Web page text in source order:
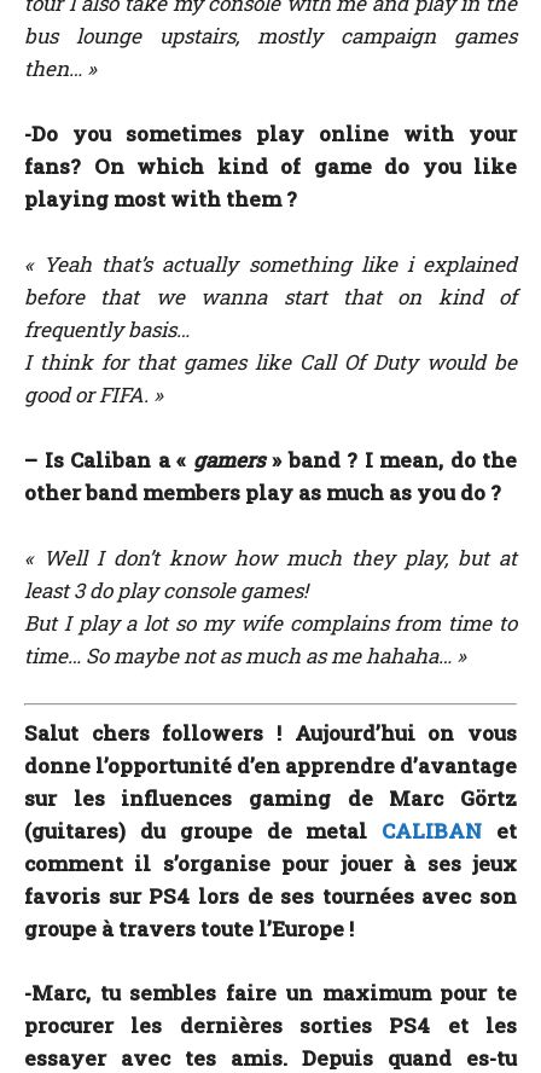
bus lounge upstairs, mostly campaign games
then… »
-Do you sometimes play online with your
fans? On which kind of game do you like
playing most with them ?
« Yeah that’s actually something like i explained
before that we wanna start that on kind of
frequently basis…
I think for that games like Call Of Duty would be
good or FIFA. »
– Is Caliban a « gamers» band ? I mean, do the
other band members play as much as you do ?
« Well I don’t know how much they play, but at
least 3 do play console games!
But I play a lot so my wife complains from time to
time… So maybe not as much as me hahaha… »
Salut chers followers ! Aujourd’hui on vous
donne l’opportunité d’en apprendre d’avantage
sur les influences gaming de Marc Görtz
(guitares) du groupe de metal CALIBAN et
comment il s’organise pour jouer à ses jeux
favoris sur PS4 lors de ses tournées avec son
groupe à travers toute l’Europe !
-Marc, tu sembles faire un maximum pour te
procurer les dernières sorties PS4 et les
essayer avec tes amis. Depuis quand es-tu